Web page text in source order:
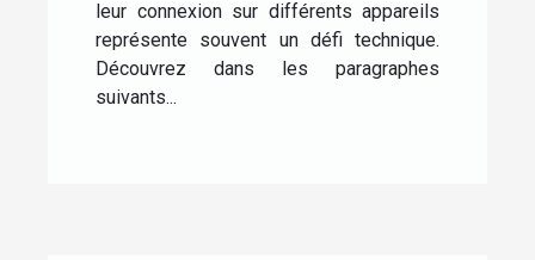
leur connexion sur différents appareils
représente souvent un défi technique.
Découvrez dans les paragraphes
suivants...